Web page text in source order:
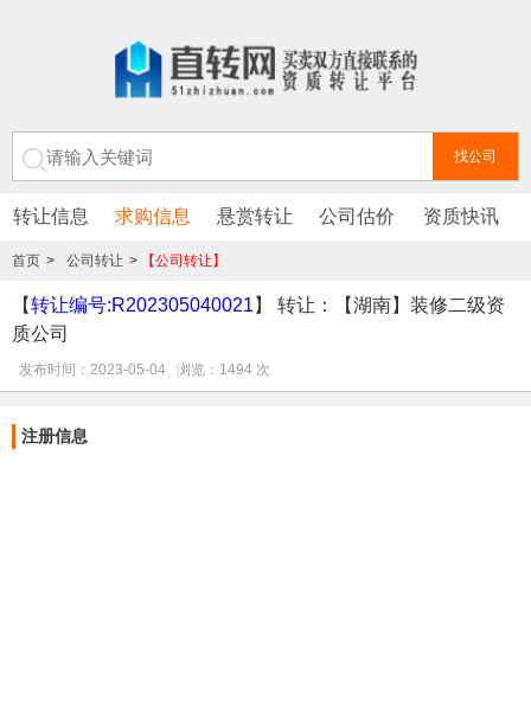
转让信息 求购信息 悬赏转让 公司估价 资质快讯
首页 > 公司转让 > 【公司转让】
转让：【湖南】装修二级资质公司/2023-05-04/建筑业企业/
【转让编号:R202305040021 】 转让：【湖南】装修二级资
质公司
发布时间：2023-05-04 浏览：1494 次
注册信息